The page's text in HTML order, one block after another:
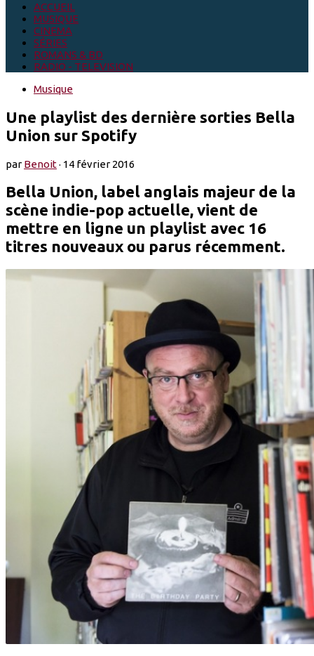
ACCUEIL
MUSIQUE
CINEMA
SÉRIES
ROMANS & BD
RADIO - TELEVISION
Musique
Une playlist des dernière sorties Bella
Union sur Spotify
parBenoit· 14 février 2016
Bella Union, label anglais majeur de la
scène indie-pop actuelle, vient de
mettre en ligne un playlist avec 16
titres nouveaux ou parus récemment.